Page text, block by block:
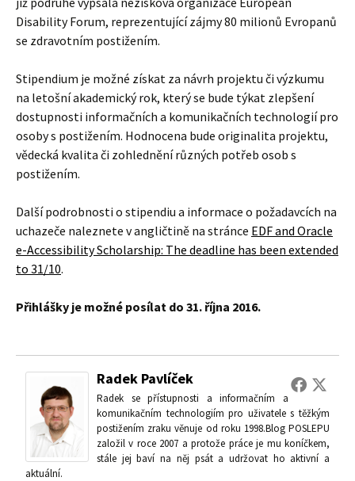
Disability Forum, reprezentující zájmy 80 milionů Evropanů
se zdravotním postižením.
Stipendium je možné získat za návrh projektu či výzkumu
na letošní akademický rok, který se bude týkat zlepšení
dostupnosti informačních a komunikačních technologií pro
osoby s postižením. Hodnocena bude originalita projektu,
vědecká kvalita či zohlednění různých potřeb osob s
postižením.
Další podrobnosti o stipendiu a informace o požadavcích na
uchazeče naleznete v angličtině na stránce EDF and Oracle
e-Accessibility Scholarship: The deadline has been extended
to 31/10.
Přihlášky je možné posílat do 31. října 2016.
Radek Pavlíček
Radek se přístupnosti a informačním a
komunikačním technologiím pro uživatele s těžkým
postižením zraku věnuje od roku 1998.Blog POSLEPU
založil v roce 2007 a protože práce je mu koníčkem,
stále jej baví na něj psát a udržovat ho aktivní a
aktuální.